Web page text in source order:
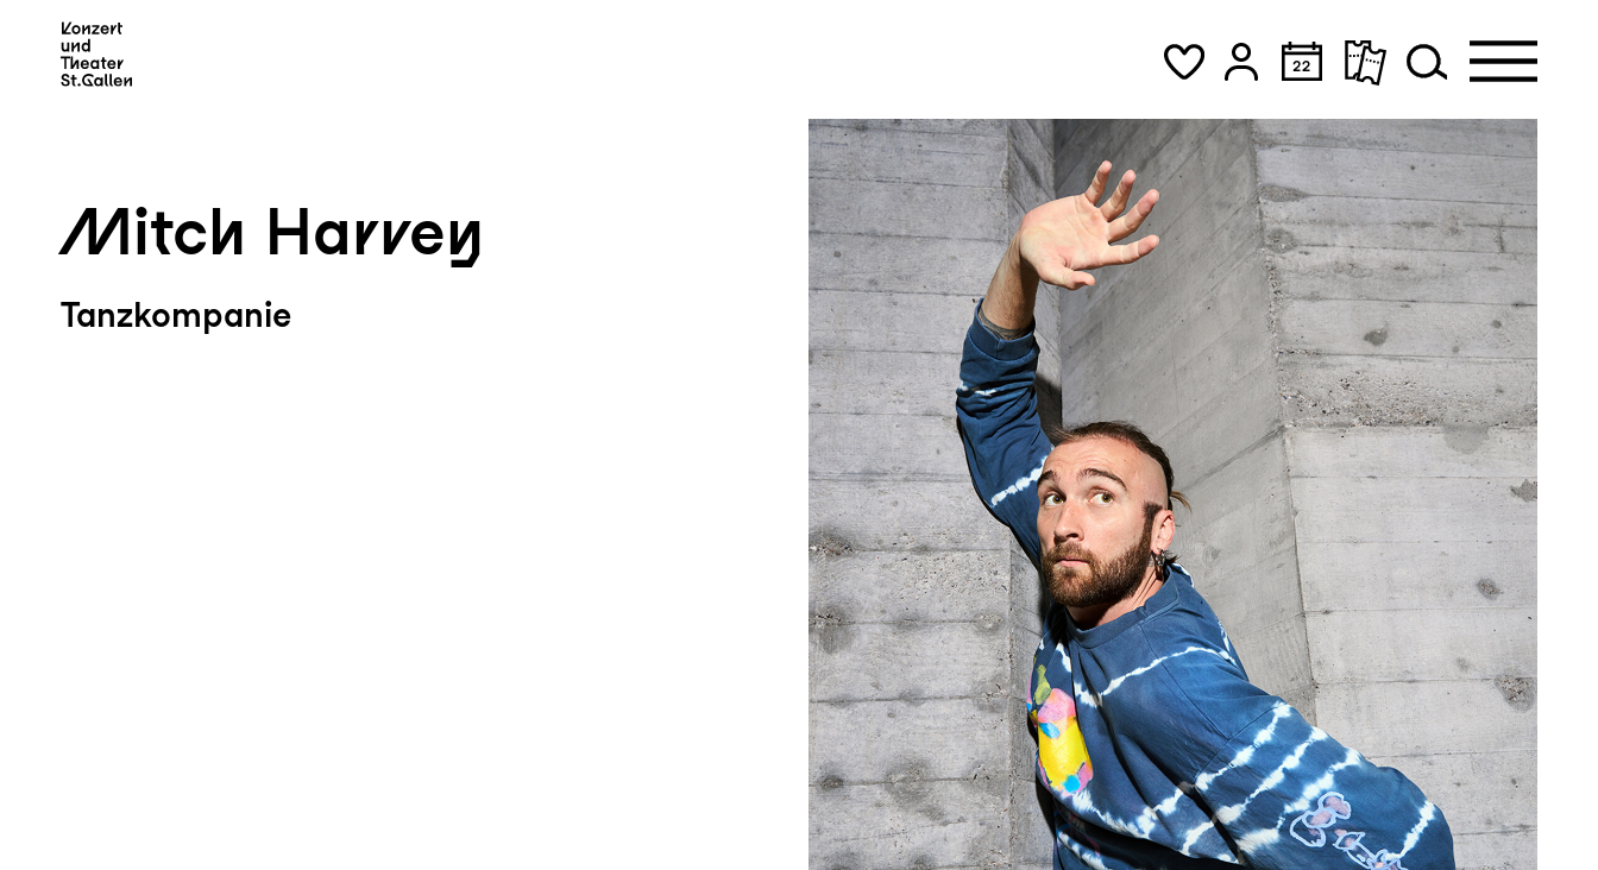
Zum Footer springen
Mitch Harvey
Tanzkompanie